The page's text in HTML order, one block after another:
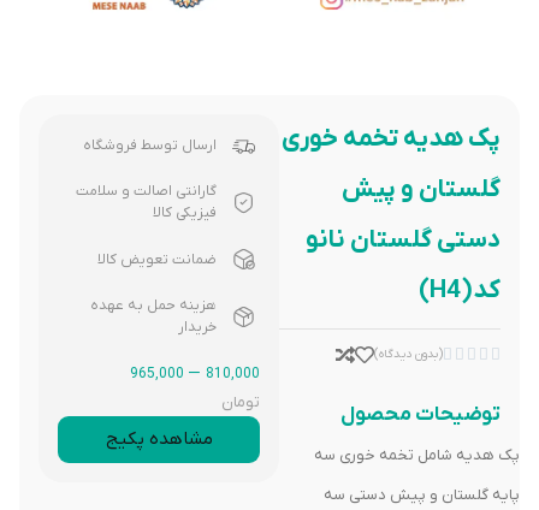
پک هدیه تخمه خوری
گلستان و پیش
دستی گلستان نانو
کد(H4)




(بدون دیدگاه)
توضیحات محصول
پک هدیه شامل تخمه خوری سه
پایه گلستان و پیش دستی سه
ارسال توسط فروشگاه
گارانتی اصالت و سلامت
فیزیکی کالا
ضمانت تعویض کالا
هزینه حمل به عهده
خریدار
810,000
–
965,000
تومان
مشاهده پکیج